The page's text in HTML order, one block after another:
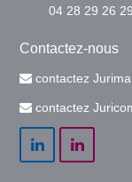
04 28 29 26 29
Contactez-nous
contactez
contactez
LinkedInLinkedIn